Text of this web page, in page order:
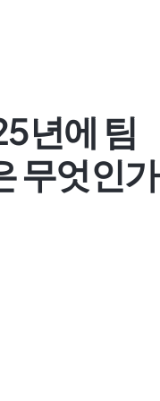
년에 팀
무엇인가